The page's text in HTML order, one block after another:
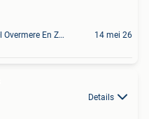
Lokeren+Deel Overmere En Zele 14 mei 26
Details